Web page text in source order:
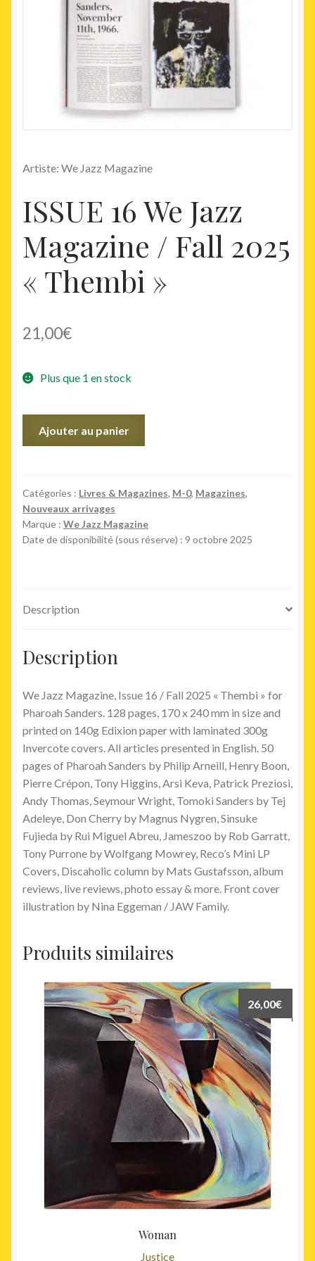
Artiste: We Jazz Magazine
ISSUE 16 We Jazz
Magazine / Fall 2025
« Thembi »
21,00€
Plus que 1 en stock
We
Jazz
Magazine
/
Ajouter au panier
Catégories : Livres & Magazines, M-0, Magazines,
Nouveaux arrivages
Marque : We Jazz Magazine
Date de disponibilité (sous réserve) : 9 octobre 2025
Description
Description
We Jazz Magazine, Issue 16 / Fall 2025 « Thembi » for
Pharoah Sanders. 128 pages, 170 x 240 mm in size and
printed on 140g Edixion paper with laminated 300g
Invercote covers. All articles presented in English. 50
pages of Pharoah Sanders by Philip Arneill, Henry Boon,
Pierre Crépon, Tony Higgins, Arsi Keva, Patrick Preziosi,
Andy Thomas, Seymour Wright, Tomoki Sanders by Tej
Adeleye, Don Cherry by Magnus Nygren, Sinsuke
Fujieda by Rui Miguel Abreu, Jameszoo by Rob Garratt,
Tony Purrone by Wolfgang Mowrey, Reco’s Mini LP
Covers, Discaholic column by Mats Gustafsson, album
reviews, live reviews, photo essay & more. Front cover
illustration by Nina Eggeman / JAW Family.
Produits similaires
Woman
Justice
26,00€